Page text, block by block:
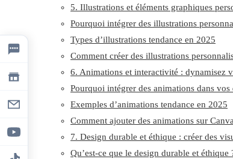
5. Illustrations et éléments graphiques
Pourquoi intégrer des illustrations
Types d’illustrations tendance en 2025
Comment créer des illustrations
6. Animations et interactivité : dynamisez
Pourquoi intégrer des animations dans vos
Exemples d’animations tendance en 2025
Comment ajouter des animations sur
7. Design durable et éthique : créer des
Qu’est-ce que le design durable et éthique